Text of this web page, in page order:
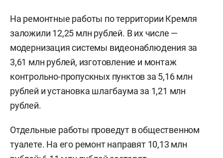
На ремонтные работы по территории Кремля
заложили 12,25 млн рублей. В их числе —
модернизация системы видеонаблюдения за
3,61 млн рублей, изготовление и монтаж
контрольно-пропускных пунктов за 5,16 млн
рублей и установка шлагбаума за 1,21 млн
рублей.
Отдельные работы проведут в общественном
туалете. На его ремонт направят 10,13 млн